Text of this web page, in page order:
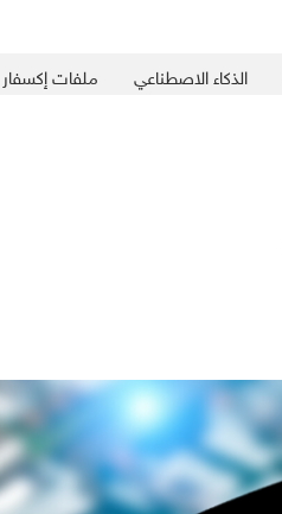
الذكاء الاصطناعي ملفات إكسفار